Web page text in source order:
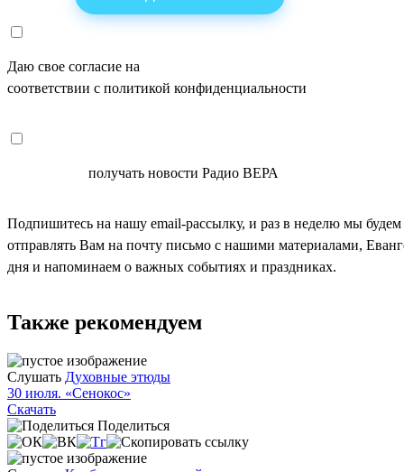
Даю свое согласие на
соответствии с политикой конфиденциальности
получать новости Радио ВЕРА
Подпишитесь на нашу email-рассылку, и раз в неделю мы будем
отправлять Вам на почту письмо с нашими материалами,
дня и напоминаем о важных событиях и праздниках.
Также рекомендуем
Слушать Духовные этюды
30 июля. «Сенокос»
Скачать
Поделиться